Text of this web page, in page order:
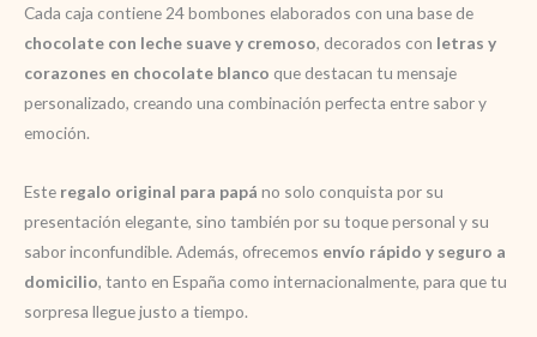
Cada caja contiene 24 bombones elaborados con una base de
chocolate con leche suave y cremoso, decorados con letras y
corazones en chocolate blanco que destacan tu mensaje
personalizado, creando una combinación perfecta entre sabor y
emoción.
Este regalo original para papá no solo conquista por su
presentación elegante, sino también por su toque personal y su
sabor inconfundible. Además, ofrecemos envío rápido y seguro a
domicilio, tanto en España como internacionalmente, para que tu
sorpresa llegue justo a tiempo.